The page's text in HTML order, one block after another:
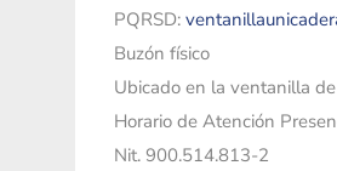
PQRSD:
Buzón físico
Ubicado en la ventanilla
Horario de Atención
Nit. 900.514.813-2